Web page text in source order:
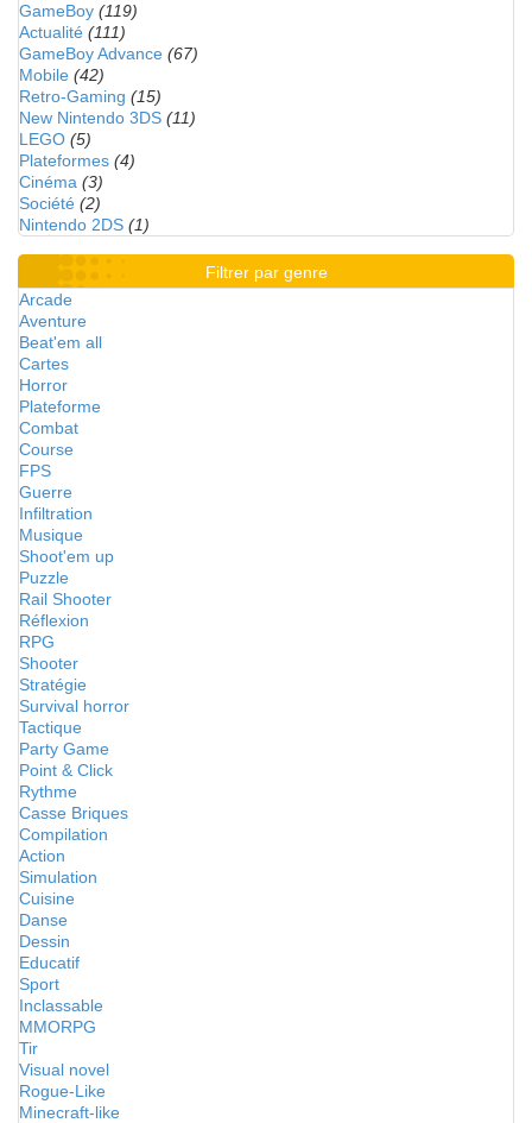
GameBoy (119)
Actualité (111)
GameBoy Advance (67)
Mobile (42)
Retro-Gaming (15)
New Nintendo 3DS (11)
LEGO (5)
Plateformes (4)
Cinéma (3)
Société (2)
Nintendo 2DS (1)
Filtrer par genre
Arcade
Aventure
Beat'em all
Cartes
Horror
Plateforme
Combat
Course
FPS
Guerre
Infiltration
Musique
Shoot'em up
Puzzle
Rail Shooter
Réflexion
RPG
Shooter
Stratégie
Survival horror
Tactique
Party Game
Point & Click
Rythme
Casse Briques
Compilation
Action
Simulation
Cuisine
Danse
Dessin
Educatif
Sport
Inclassable
MMORPG
Tir
Visual novel
Rogue-Like
Minecraft-like